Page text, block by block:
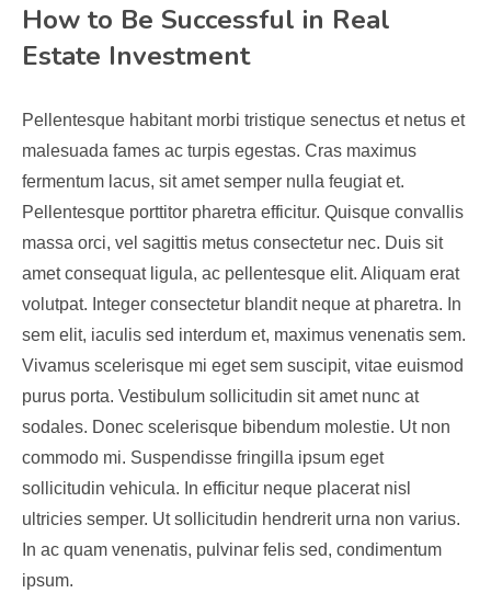
How to Be Successful in Real
Estate Investment
Pellentesque habitant morbi tristique senectus et netus et
malesuada fames ac turpis egestas. Cras maximus
fermentum lacus, sit amet semper nulla feugiat et.
Pellentesque porttitor pharetra efficitur. Quisque convallis
massa orci, vel sagittis metus consectetur nec. Duis sit
amet consequat ligula, ac pellentesque elit. Aliquam erat
volutpat. Integer consectetur blandit neque at pharetra. In
sem elit, iaculis sed interdum et, maximus venenatis sem.
Vivamus scelerisque mi eget sem suscipit, vitae euismod
purus porta. Vestibulum sollicitudin sit amet nunc at
sodales. Donec scelerisque bibendum molestie. Ut non
commodo mi. Suspendisse fringilla ipsum eget
sollicitudin vehicula. In efficitur neque placerat nisl
ultricies semper. Ut sollicitudin hendrerit urna non varius.
In ac quam venenatis, pulvinar felis sed, condimentum
ipsum.